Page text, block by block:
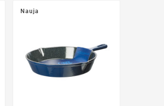
Nauja